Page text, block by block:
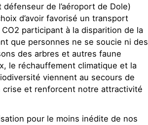
de l’aéroport de Dole)
d’avoir favorisé un transport
participant à la disparition de la
que personnes ne se soucie ni des
des arbres et autres faune
le réchauffement climatique et la
viennent au secours de
crise et renforcent notre attractivité
pour le moins inédite de nos